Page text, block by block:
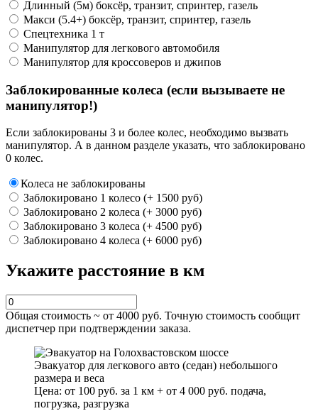
Длинный (5м) боксёр, транзит, спринтер, газель
Макси (5.4+) боксёр, транзит, спринтер, газель
Спецтехника 1 т
Манипулятор для легкового автомобиля
Манипулятор для кроссоверов и джипов
Заблокированные колеса (если вызываете не
манипулятор!)
Если заблокированы 3 и более колес, необходимо вызвать
манипулятор. А в данном разделе указать, что заблокировано
0 колес.
Колеса не заблокированы
Заблокировано 1 колесо (+ 1500 руб)
Заблокировано 2 колеса (+ 3000 руб)
Заблокировано 3 колеса (+ 4500 руб)
Заблокировано 4 колеса (+ 6000 руб)
Укажите расстояние в км
Общая стоимость ~ от 4000 руб. Точную стоимость сообщит
диспетчер при подтверждении заказа.
Эвакуатор для легкового авто (седан) небольшого
размера и веса
Цена: от 100 руб. за 1 км + от 4 000 руб. подача,
погрузка, разгрузка